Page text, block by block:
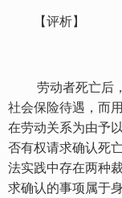
【评析】
劳动者死亡后，
社会保险待遇，而
在劳动关系为由予
否有权请求确认死
法实践中存在两种
求确认的事项属于